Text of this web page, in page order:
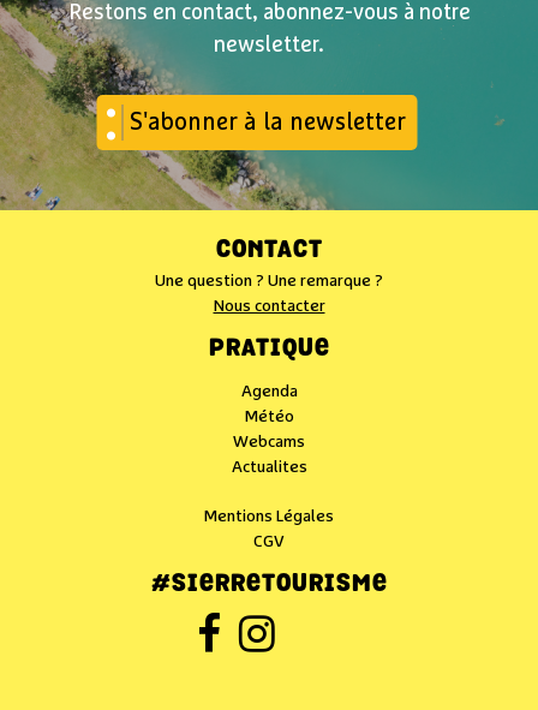
Restons en contact, abonnez-vous à notre
newsletter.
S'abonner à la newsletter
CONTACT
Une question ? Une remarque ?
Nous contacter
PRATIQUE
Agenda
Météo
Webcams
Actualites
Mentions Légales
CGV
#SIERRETOURISME